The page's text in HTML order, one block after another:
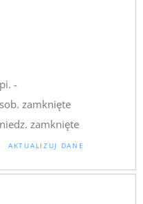
pi. -
sob. zamknięte
niedz. zamknięte
AKTUALIZUJ DANE